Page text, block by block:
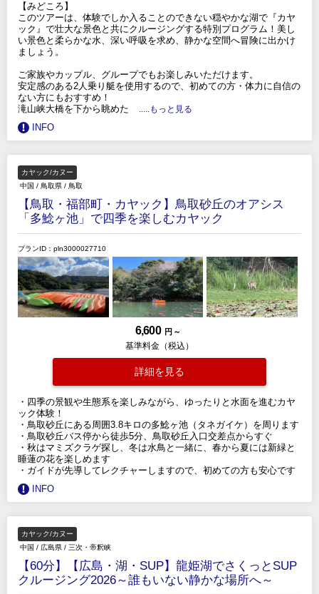
【みどころ】
このツアーは、体験でしか入ることのできない穏やかな湖で『カヤ
ック』で壮大な景色と共にクルージングする特別プログラム！美し
い景色と柔らかな水、深い呼吸を求め、静かな空間へ冒険に出かけ
ましょう。
ご家族やカップル、グループでもお楽しみいただけます。
安定感のある2人乗り艇を使用するので、初めての方・体力に自信の
ない方にもおすすめ！
滝山峡大橋を下から眺めた
.....もっと見る
INFO
カヤック/カヌー
中国 / 鳥取県 / 鳥取
【鳥取・福部町・カヤック】鳥取砂丘のオアシス
「多鯰ヶ池」で四季を楽しむカヤック
プランID：pln3000027710
6,600 円 ～
基準料金（税込）
詳細を見る
・四季の景観や生態系を楽しみながら、ゆったりと水面を進むカヤ
ック体験！
・鳥取砂丘にある周囲3.8キロの多鯰ヶ池（タネガイケ）を周ります
・鳥取砂丘バス停から徒歩5分、鳥取砂丘入口交差点からすぐ
・秋はマミズクラゲ探し、冬は水鳥と一緒に、春から夏には新緑と
睡蓮の花を楽しめます
・ガイドが先導してレクチャーしますので、初めての方も安心です
INFO
カヤック/カヌー
中国 / 広島県 / 三次・帝釈峡
【60分】【広島・湖・SUP】龍姫湖でさくっとSUP
クルージング2026～誰もいない静かな場所へ～